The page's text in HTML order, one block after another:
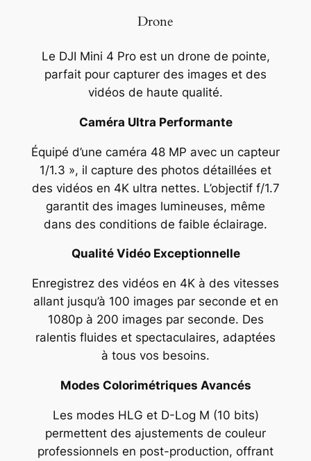
Drone
Le DJI Mini 4 Pro est un drone de pointe,
parfait pour capturer des images et des
vidéos de haute qualité.
Caméra Ultra Performante
Équipé d’une caméra 48 MP avec un capteur
1/1.3 », il capture des photos détaillées et
des vidéos en 4K ultra nettes. L’objectif f/1.7
garantit des images lumineuses, même
dans des conditions de faible éclairage.
Qualité Vidéo Exceptionnelle
Enregistrez des vidéos en 4K à des vitesses
allant jusqu’à 100 images par seconde et en
1080p à 200 images par seconde. Des
ralentis fluides et spectaculaires, adaptées
à tous vos besoins.
Modes Colorimétriques Avancés
Les modes HLG et D-Log M (10 bits)
permettent des ajustements de couleur
professionnels en post-production, offrant